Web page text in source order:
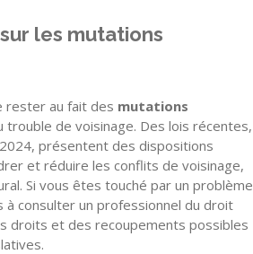
les mutations
rester au fait des mutations
trouble de voisinage. Des lois récentes,
présentent des dispositions
et réduire les conflits de voisinage,
Si vous êtes touché par un problème
à consulter un professionnel du droit
droits et des recoupements possibles